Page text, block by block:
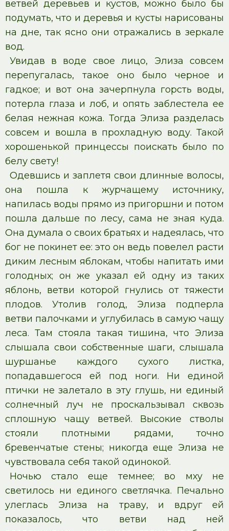
ветвей деревьев и кустов, можно было бы
подумать, что и деревья и кусты нарисованы
на дне, так ясно они отражались в зеркале
вод.
Увидав в воде свое лицо, Элиза совсем
перепугалась, такое оно было черное и
гадкое; и вот она зачерпнула горсть воды,
потерла глаза и лоб, и опять заблестела ее
белая нежная кожа. Тогда Элиза разделась
совсем и вошла в прохладную воду. Такой
хорошенькой принцессы поискать было по
белу свету!
Одевшись и заплетя свои длинные волосы,
она пошла к журчащему источнику,
напилась воды прямо из пригоршни и потом
пошла дальше по лесу, сама не зная куда.
Она думала о своих братьях и надеялась, что
бог не покинет ее: это он ведь повелел расти
диким лесным яблокам, чтобы напитать ими
голодных; он же указал ей одну из таких
яблонь, ветви которой гнулись от тяжести
плодов. Утолив голод, Элиза подперла
ветви палочками и углубилась в самую чащу
леса. Там стояла такая тишина, что Элиза
слышала свои собственные шаги, слышала
шуршанье каждого сухого листка,
попадавшегося ей под ноги. Ни единой
птички не залетало в эту глушь, ни единый
солнечный луч не проскальзывал сквозь
сплошную чащу ветвей. Высокие стволы
стояли плотными рядами, точно
бревенчатые стены; никогда еще Элиза не
чувствовала себя такой одинокой.
Ночью стало еще темнее; во мху не
светилось ни единого светлячка. Печально
улеглась Элиза на траву, и вдруг ей
показалось, что ветви над ней